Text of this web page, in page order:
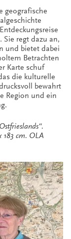
geografische
regt dazu an,
und bietet dabei
Betrachten
Karte schuf
die kulturelle
bewahrt
Region und ein
183 cm. OLA